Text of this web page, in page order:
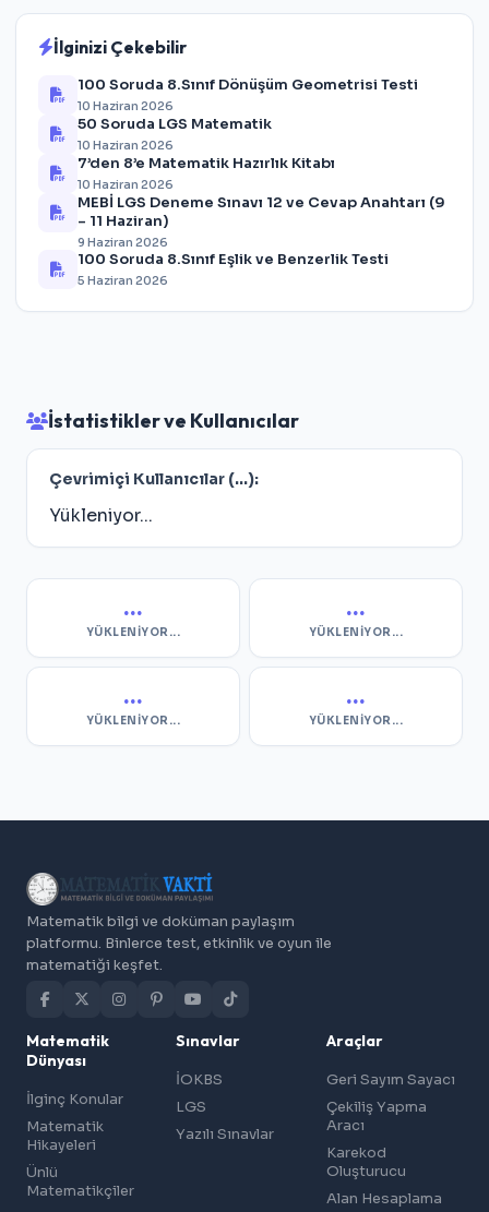
İlginizi Çekebilir
100 Soruda 8.Sınıf Dönüşüm Geometrisi Testi
10 Haziran 2026
50 Soruda LGS Matematik
10 Haziran 2026
7’den 8’e Matematik Hazırlık Kitabı
10 Haziran 2026
MEBİ LGS Deneme Sınavı 12 ve Cevap Anahtarı (9
– 11 Haziran)
9 Haziran 2026
100 Soruda 8.Sınıf Eşlik ve Benzerlik Testi
5 Haziran 2026
İstatistikler ve Kullanıcılar
Çevrimiçi Kullanıcılar (...):
Yükleniyor...
...
YÜKLENIYOR...
...
YÜKLENIYOR...
...
YÜKLENIYOR...
...
YÜKLENIYOR...
Matematik bilgi ve doküman paylaşım
platformu. Binlerce test, etkinlik ve oyun ile
matematiği keşfet.
Matematik
Dünyası
İlginç Konular
Matematik
Hikayeleri
Ünlü
Matematikçiler
Sınavlar
İOKBS
LGS
Yazılı Sınavlar
Araçlar
Geri Sayım Sayacı
Çekiliş Yapma
Aracı
Karekod
Oluşturucu
Alan Hesaplama